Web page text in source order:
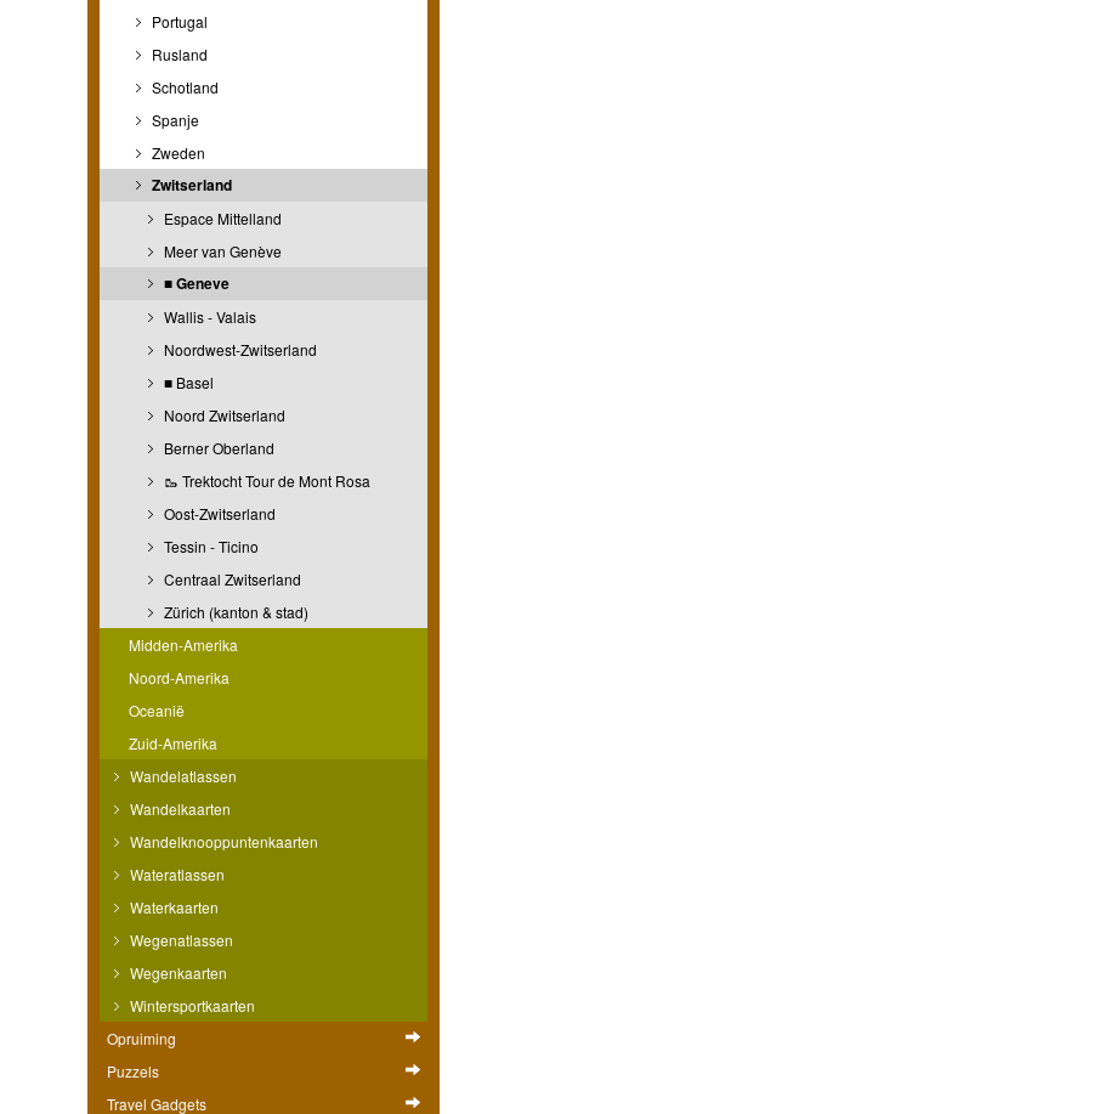
Portugal
Rusland
Schotland
Spanje
Zweden
Zwitserland
Espace Mittelland
Meer van Genève
■ Geneve
Wallis - Valais
Noordwest-Zwitserland
■ Basel
Noord Zwitserland
Berner Oberland
🥾 Trektocht Tour de Mont Rosa
Oost-Zwitserland
Tessin - Ticino
Centraal Zwitserland
Zürich (kanton & stad)
Midden-Amerika
Noord-Amerika
Oceanië
Zuid-Amerika
Wandelatlassen
Wandelkaarten
Wandelknooppuntenkaarten
Wateratlassen
Waterkaarten
Wegenatlassen
Wegenkaarten
Wintersportkaarten
Opruiming
Puzzels
Travel Gadgets